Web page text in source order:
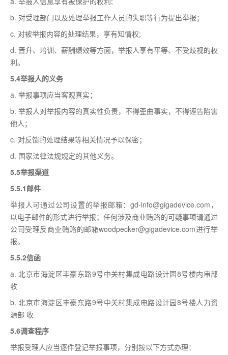
b. 对受理部门以及处理举报工作人员的失职等行为提出举报；
c. 对被举报内容的处理结果，享有知情权;
d. 晋升、培训、薪酬绩效等方面，举报人享有平等、不受歧视的权
利。
5.4举报人的义务
a. 举报事项应当客观真实；
b. 举报人对举报内容的真实性负责，不得歪曲事实，不得诬告陷害
他人；
c. 对反馈的处理结果等相关情况予以保密；
d. 国家法律法规规定的其他义务。
5.5举报渠道
5.5.1邮件
举报人可通过公司设置的举报邮箱：gd-info@gigadevice.com，
以电子邮件的形式进行举报；任何涉及商业贿赂的可疑事项请通过
公司受理反商业贿赂的邮箱woodpecker@gigadevice.com进行举
报。
5.5.2信函
a. 北京市海淀区丰豪东路9号中关村集成电路设计园8号楼内审部
收
b. 北京市海淀区丰豪东路9号中关村集成电路设计园8号楼人力资
源部 收
5.6调查程序
举报受理人应当逐件登记举报事项，分别按以下方式办理：